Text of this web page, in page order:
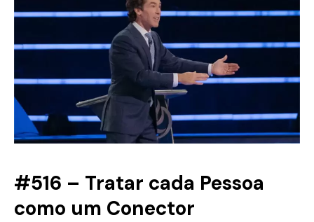
#516 – Tratar cada Pessoa
como um Conector